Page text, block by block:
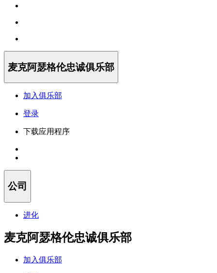
麦克阿瑟格伦忠诚俱乐部
加入俱乐部
登录
下载应用程序
公司
进化
麦克阿瑟格伦忠诚俱乐部
加入俱乐部